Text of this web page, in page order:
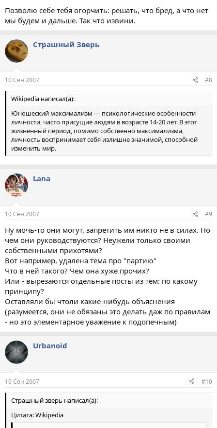
Позволю себе тебя огорчить: решать, что бред, а что нет
мы будем и дальше. Так что извини.
Страшный Зверь
10 Сен 2007 #8
Wikipedia написал(а):
Юношеский максимализм — психологические особенности
личности, часто присущие людям в возрасте 14-20 лет. В этот
жизненный период, помимо собственно максимализма,
личность воспринимает себя излишне значимой, способной
изменить мир.
Lana
10 Сен 2007 #9
Ну мочь-то они могут, запретить им никто не в силах. Но
чем они руководствуются? Неужели только своими
собственными прихотями?
Вот например, удалена тема про "партию"
Что в ней такого? Чем она хуже прочих?
Или - вырезаются отдельные посты из тем: по какому
принципу?
Оставляли бы чтоли какие-нибудь объяснения
(разумеется, они не обязаны это делать даж по правилам
- но это элементарное уважение к подопечным)
Urbanoid
10 Сен 2007 #10
Страшный зверь написал(а):
Цитата: Wikipedia